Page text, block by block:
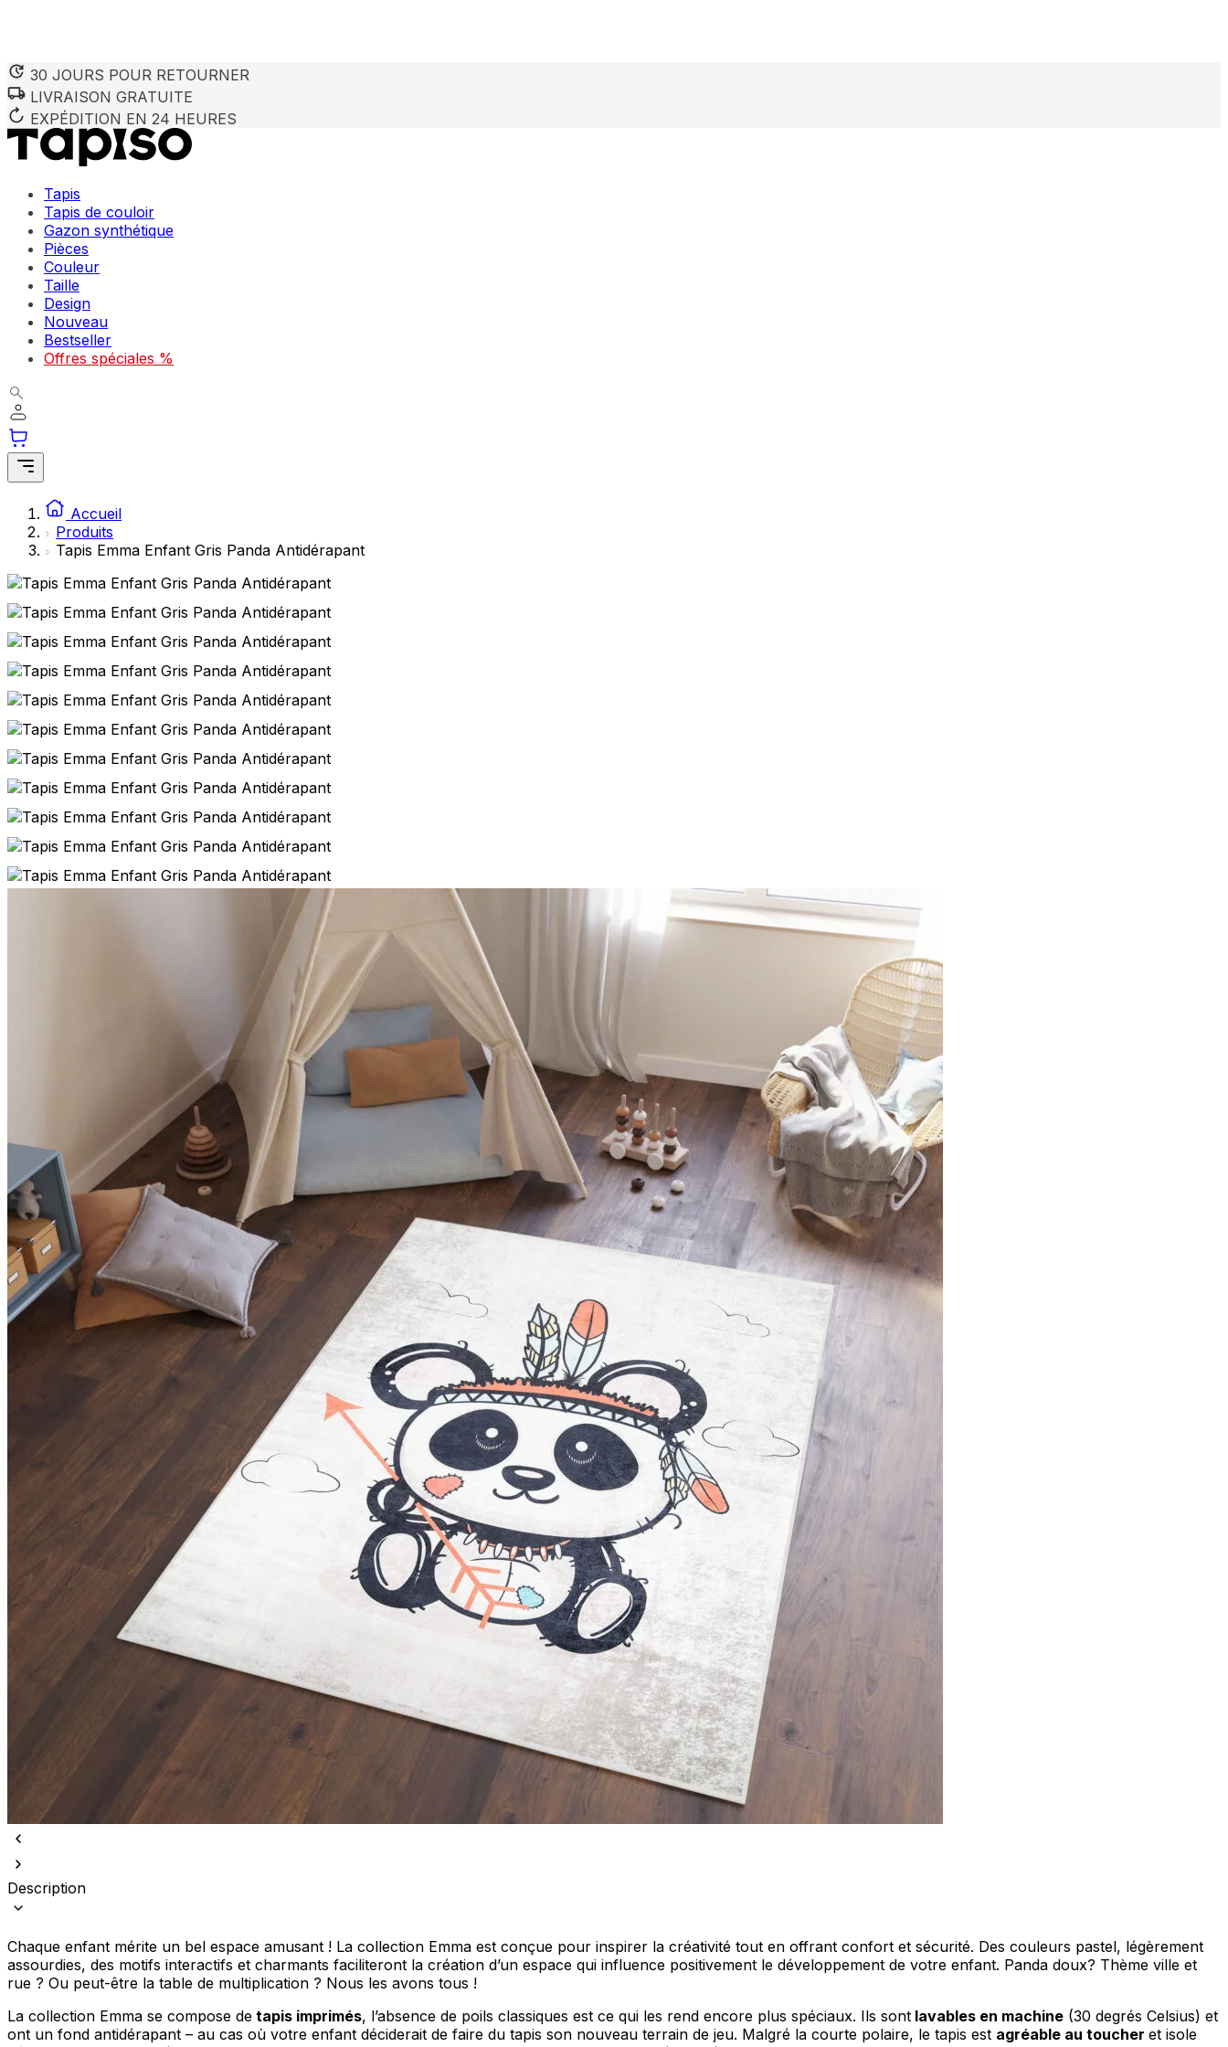
30 JOURS POUR RETOURNER
LIVRAISON GRATUITE
EXPÉDITION EN 24 HEURES
Tapis
Tapis de couloir
Gazon synthétique
Pièces
Couleur
Taille
Design
Nouveau
Bestseller
Offres spéciales %
Accueil
Produits
Tapis Emma Enfant Gris Panda Antidérapant
Description
Chaque enfant mérite un bel espace amusant ! La collection Emma est conçue pour inspirer la créativité tout en offrant confort et sécurité. Des couleurs pastel, légèrement
assourdies, des motifs interactifs et charmants faciliteront la création d’un espace qui influence positivement le développement de votre enfant. Panda doux? Thème ville et
rue ? Ou peut-être la table de multiplication ? Nous les avons tous !
La collection Emma se compose de tapis imprimés, l’absence de poils classiques est ce qui les rend encore plus spéciaux. Ils sont lavables en machine (30 degrés Celsius) et
ont un fond antidérapant – au cas où votre enfant déciderait de faire du tapis son nouveau terrain de jeu. Malgré la courte polaire, le tapis est agréable au toucher et isole
Nous utilisons des cookies pour personnaliser le contenu et les annonces, offrir des fonctionnalités de réseaux sociaux et analyser notre trafic.
Nous partageons également des informations sur votre utilisation de notre site avec nos partenaires sociaux, publicitaires et analytiques. Ces
partenaires peuvent combiner ces informations avec d'autres données que vous leur avez fournies ou qu'ils ont collectées lors de votre
ne stockent aucune donnée permettant d'identifier personnellement un utilisateur.
Préférences
Les cookies liés aux préférences permettent au site de se souvenir des informations qui modifient l'apparence ou le fonctionnement du site,
comme votre langue préférée ou la région dans laquelle vous vous trouvez.